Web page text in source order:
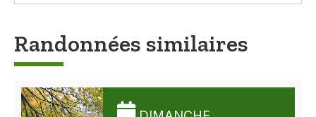
Randonnées similaires